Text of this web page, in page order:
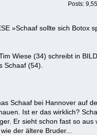
Posts:
»Schaaf sollte sich Botox
Wiese (34) schreibt in
Schaaf (54).
Schaaf bei Hannover auf
Ist er das wirklich?
Er sieht schon fast so aus
der ältere Bruder...